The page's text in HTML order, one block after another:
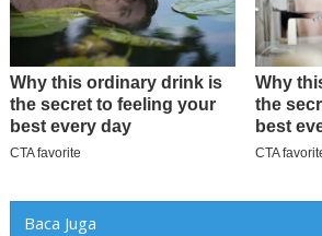
Baca Juga